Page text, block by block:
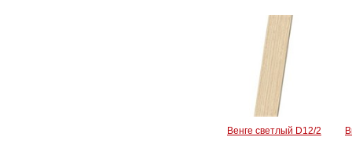
Венге светлый D12/2